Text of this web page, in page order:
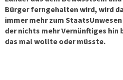
Bürger ferngehalten wird, wird
immer mehr zum
der nichts mehr Vernünftiges
das mal wollte oder müsste.